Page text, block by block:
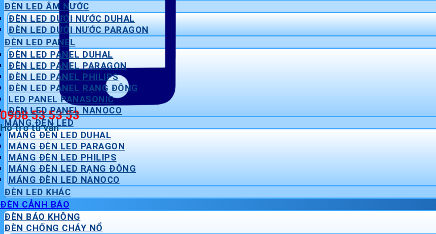
0908 53 53 53
Hỗ trợ tư vấn
ĐÈN LED ÂM NƯỚC
ĐÈN LED DƯỚI NƯỚC DUHAL
ĐÈN LED DƯỚI NƯỚC PARAGON
ĐÈN LED PANEL
ĐÈN LED PANEL DUHAL
ĐÈN LED PANEL PARAGON
ĐÈN LED PANEL PHILIPS
ĐÈN LED PANEL RẠNG ĐÔNG
LED PANEL PANASONIC
ĐÈN LED PANEL NANOCO
MÁNG ĐÈN LED
MÁNG ĐÈN LED DUHAL
MÁNG ĐÈN LED PARAGON
MÁNG ĐÈN LED PHILIPS
MÁNG ĐÈN LED RẠNG ĐÔNG
MÁNG ĐÈN LED NANOCO
ĐÈN LED KHÁC
ĐÈN CẢNH BÁO
ĐÈN BÁO KHÔNG
ĐÈN CHỐNG CHÁY NỔ